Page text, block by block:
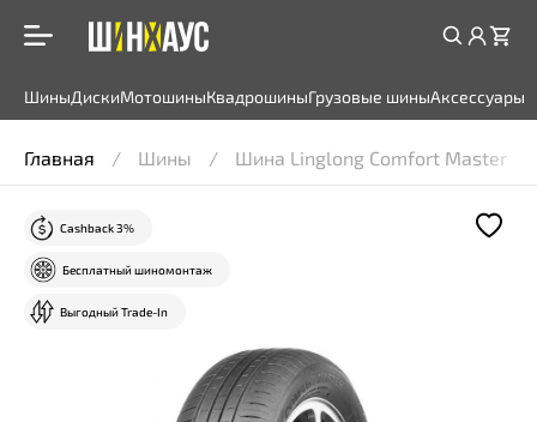
ШиныДискиМотошиныКвадрошиныГрузовые шиныАксессуары
Главная Шины Шина Linglong Comfort Master
Cashback 3%
Бесплатный шиномонтаж
Выгодный Trade-In